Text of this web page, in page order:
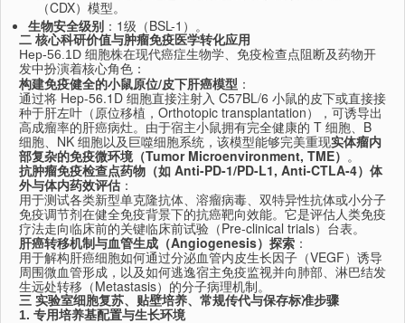
（CDX）模型。
生物安全级别 ：1级（BSL-1）。
二 核心科研价值与肿瘤免疫医学转化应用
Hep-56.1D 细胞株在现代癌症生物学、免疫检查点阻断及药物开
发中扮演着核心角色：
构建免疫健全的小鼠原位/皮下肝癌模型 ：
通过将 Hep-56.1D 细胞直接注射入 C57BL/6 小鼠的皮下或直接接
种于肝左叶（原位移植，Orthotopic transplantation），可诱导出
高成瘤率的肝癌病灶。由于宿主小鼠拥有完全健康的 T 细胞、B
细胞、NK 细胞以及巨噬细胞系统，该模型能够完美重现实体瘤内
部复杂的免疫微环境（Tumor Microenvironment, TME） 。
抗肿瘤免疫检查点药物（如 Anti-PD-1/PD-L1, Anti-CTLA-4）体
外与体内药效评估 ：
用于测试各类新型单克隆抗体、溶瘤病毒、双特异性抗体或小分子
免疫调节剂在健全免疫背景下的抗癌靶向效能。它是评估人类免疫
疗法走向临床前的关键临床前试验（Pre-clinical trials）台表。
肝癌转移机制与血管生成（Angiogenesis）探索 ：
用于解构肝癌细胞如何通过分泌血管内皮生长因子（VEGF）诱导
周围微血管形成，以及如何逃逸宿主免疫监视并向肺部、淋巴结发
生远处转移（Metastasis）的分子病理机制。
三 实验室细胞复苏、贴壁培养、常规传代与保存标准步骤
1. 专用培养基配置与生长环境